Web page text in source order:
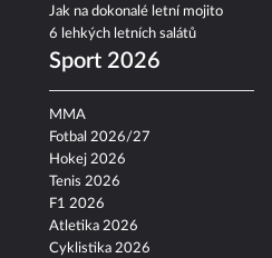
Jak na dokonalé letní mojito
6 lehkých letních salátů
Sport 2026
MMA
Fotbal 2026/27
Hokej 2026
Tenis 2026
F1 2026
Atletika 2026
Cyklistika 2026